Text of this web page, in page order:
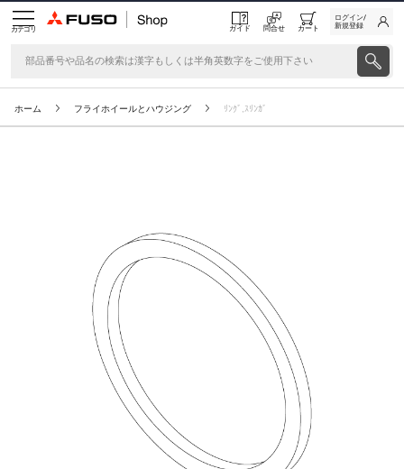
カテゴリ ガイド 問合せ カート
ログイン/
新規登録
ホーム フライホイールとハウジング ﾘﾝｸﾞ,ｽﾘﾝｶﾞ